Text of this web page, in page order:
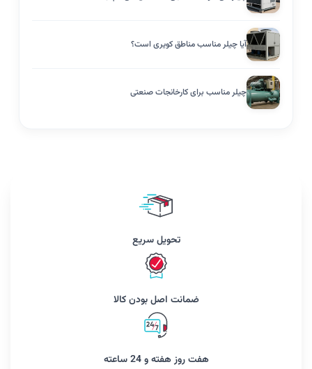
آیا چیلر مناسب مناطق کویری است؟
چیلر مناسب برای کارخانجات صنعتی
تحویل سریع
ضمانت اصل بودن کالا
هفت روز هفته و 24 ساعته